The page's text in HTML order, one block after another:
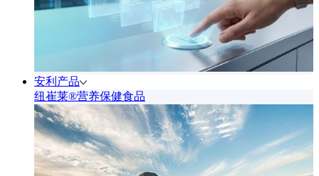
安利产品
纽崔莱®营养保健食品